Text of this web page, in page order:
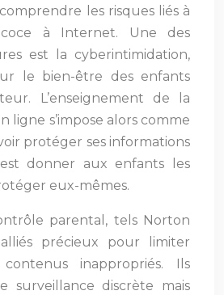
les risques liés à
à Internet. Une des
est la cyberintimidation,
le bien-être des enfants
L’enseignement de la
ligne s’impose alors comme
protéger ses informations
donner aux enfants les
eux-mêmes.
parental, tels Norton
précieux pour limiter
inappropriés. Ils
surveillance discrète mais